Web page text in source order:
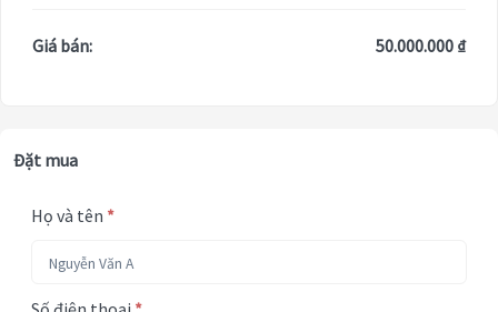
Giá bán: 50.000.000 ₫
Đặt mua
Họ và tên *